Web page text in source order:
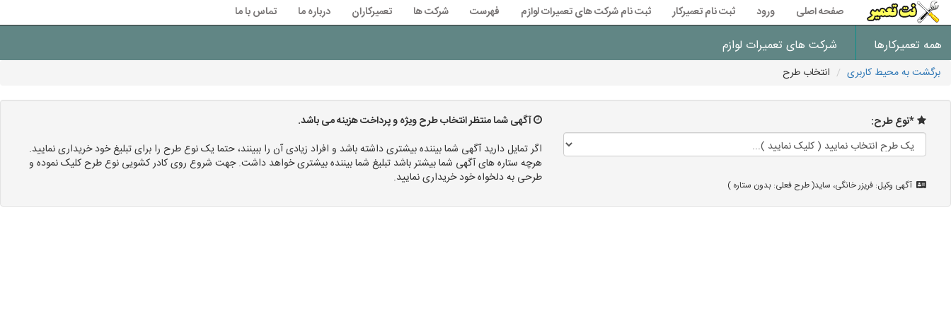
صفحه اصلی ورود ثبت نام تعمیرکار ثبت نام شرکت های تعمیرات لوازم فهرست شرکت ها تعمیرکاران درباره ما تماس با ما
همه تعمیرکارها شرکت های تعمیرات لوازم
برگشت به محیط کاربری انتخاب طرح
*نوع طرح:
آگهی وکیل: فریزر خانگی، ساید( طرح فعلی: بدون ستاره )
آگهی شما منتظر انتخاب طرح ویژه و پرداخت هزینه می باشد.
اگر تمایل دارید آگهی شما بیننده بیشتری داشته باشد و افراد زیادی آن را ببینند، حتما یک نوع طرح را برای تبلیغ خود خریداری نمایید.
هرچه ستاره های آگهی شما بیشتر باشد تبلیغ شما بیننده بیشتری خواهد داشت. جهت شروع روی کادر کشویی نوع طرح کلیک نموده و
طرحی به دلخواه خود خریداری نمایید.